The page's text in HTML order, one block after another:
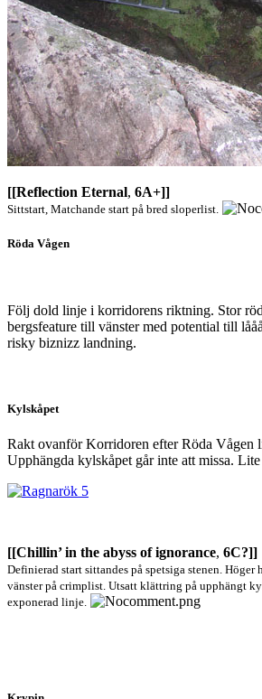
[[Reflection Eternal, 6A+]]
Sittstart, Matchande start på bred sloperlist.
Röda Vågen
Följ dold linje i korridorens riktning. Stor
bergsfeature till vänster med potential till
risky biznizz landning.
Kylskåpet
Rakt ovanför Korridoren efter Röda Vågen
Upphängda kylskåpet går inte att missa.
[[Chillin’ in the abyss of ignorance, 6C?]]
Definierad start sittandes på spetsiga stenen. Höger
vänster på crimplist. Utsatt klättring på upphängt
exponerad linje.